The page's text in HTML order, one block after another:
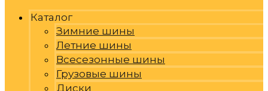
Каталог
Зимние шины
Летние шины
Всесезонные шины
Грузовые шины
Диски